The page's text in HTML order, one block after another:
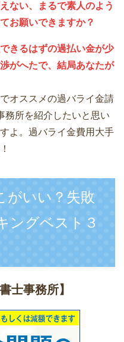
ない、まるで素人のよう
お願いできますか？
きるはずの過払い金が少
がへたで、結局あなたが
オススメの過バライ金請
務所を紹介したいと思い
よ。過バライ金費用大手
いい？失敗
ングベスト３
士事務所】